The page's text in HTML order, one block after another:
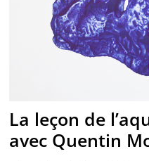
La leçon de
avec Quentin